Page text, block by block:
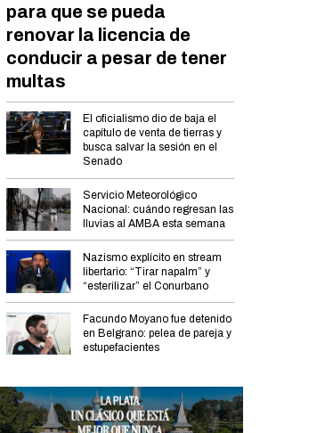
Waldo Wolff.
para que se pueda
renovar la licencia de
conducir a pesar de tener
multas
El oficialismo dio de baja el
capítulo de venta de tierras y
busca salvar la sesión en el
Senado
Servicio Meteorológico
Nacional: cuándo regresan las
lluvias al AMBA esta semana
Nazismo explícito en stream
libertario: “Tirar napalm” y
“esterilizar” el Conurbano
Facundo Moyano fue detenido
en Belgrano: pelea de pareja y
estupefacientes